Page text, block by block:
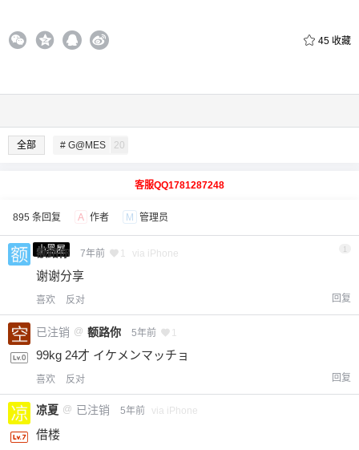
45 收藏
全部 # G@MES 20
客服QQ1781287248
895 条回复 A 作者 M 管理员
小黑屋
额路你 7年前 1 via iPhone
谢谢分享
喜欢 反对 回复
已注销 @ 额路你 5年前 1
99kg 24才 イケメンマッチョ
喜欢 反对 回复
凉夏 @ 已注销 5年前 via iPhone
借楼